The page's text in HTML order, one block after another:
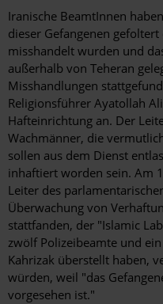
Iranische BeamtInnen
dieser Gefangenen
misshandelt wurden und
außerhalb von Teheran
Misshandlungen
Religionsführer Ayatollah
Hafteinrichtung an. Der
Wachmänner, die
sollen aus dem Dienst
inhaftiert worden sein. Am
Leiter des
Überwachung von
stattfanden, der "Islamic
zwölf Polizeibeamte und
Kahrizak überstellt haben,
würden, weil "das
vorgesehen ist."